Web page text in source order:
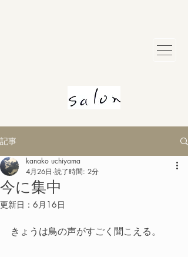
記事
今に集中
kanako uchiyama
4月26日 読了時間: 2分
更新日： 6月16日
きょうは鳥の声がすごく聞こえる。